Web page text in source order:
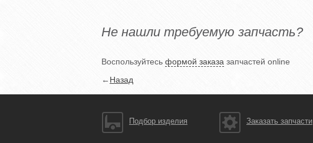
Не нашли требуемую запчасть?
Воспользуйтесь формой заказа запчастей online
←Назад
Подбор изделия Заказать запчасти